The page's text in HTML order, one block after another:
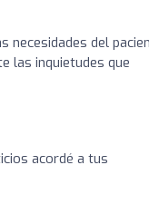
necesidades del
las inquietudes que
acordé a tus